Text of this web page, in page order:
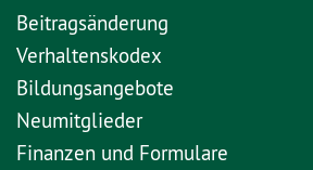
Beitragsänderung
Verhaltenskodex
Bildungsangebote
Neumitglieder
Finanzen und Formulare